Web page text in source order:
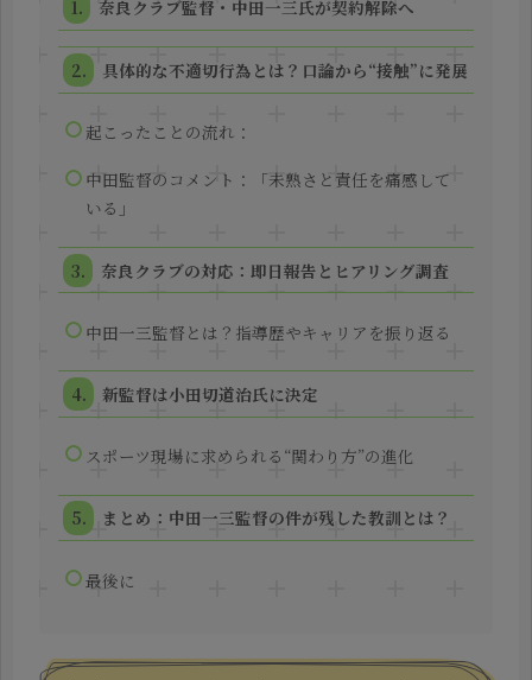
奈良クラブ監督・中田一三氏が契約解除へ
具体的な不適切行為とは？口論から“接触”に発展
起こったことの流れ：
中田監督のコメント：「未熟さと責任を痛感して
いる」
奈良クラブの対応：即日報告とヒアリング調査
中田一三監督とは？指導歴やキャリアを振り返る
新監督は小田切道治氏に決定
スポーツ現場に求められる“関わり方”の進化
まとめ：中田一三監督の件が残した教訓とは？
最後に